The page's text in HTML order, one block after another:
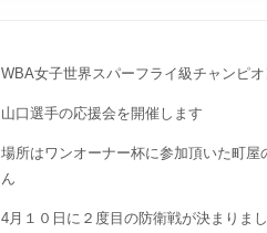
WBA女子世界スパーフライ級チャンピオ
山口選手の応援会を開催します
場所はワンオーナー杯に参加頂いた町屋
ん
4月１０日に２度目の防衛戦が決まりま